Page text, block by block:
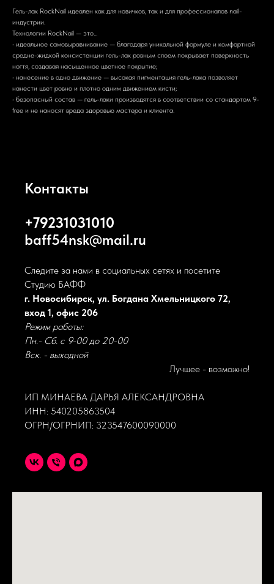
Гель-лак RockNail идеален как для новичков, так и для профессионалов nail-
индустрии.
Технологии RockNail — это...
• идеальное самовыравнивание — благодаря уникальной формуле и комфортной
средне-жидкой консистенции гель-лак ровным слоем покрывает поверхность
ногтя, создавая насыщенное цветное покрытие;
• нанесение в одно движение — высокая пигментация гель-лака позволяет
нанести цвет ровно и плотно одним движением кисти;
• безопасный состав — гель-лаки производятся в соответствии со стандартом 9-
free и не наносят вреда здоровью мастера и клиента.
Контакты
+79231031010
baff54nsk@mail.ru
Следите за нами в социальных сетях и посетите
Студию БАФФ
г. Новосибирск, ул. Богдана Хмельницкого 72,
вход 1, офис 206
Режим работы:
Пн.- Сб. с 9-00 до 20-00
Вск. - выходной
Лучшее - возможно!
ИП МИНАЕВА ДАРЬЯ АЛЕКСАНДРОВНА
ИНН: 540205863504
ОГРН/ОГРНИП: 323547600090000